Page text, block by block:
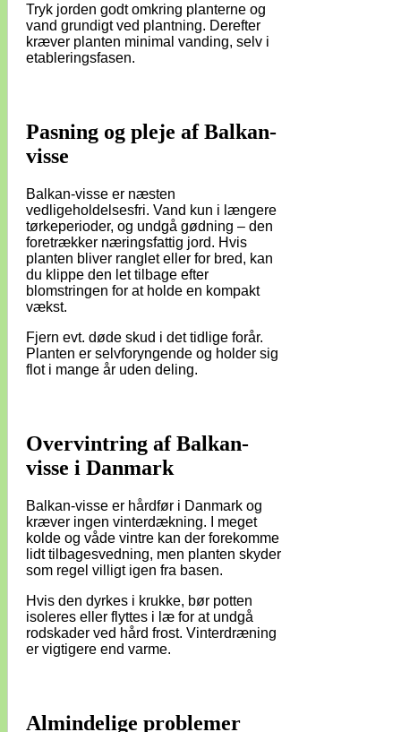
Tryk jorden godt omkring planterne og
vand grundigt ved plantning. Derefter
kræver planten minimal vanding, selv i
etableringsfasen.
Pasning og pleje af Balkan-
visse
Balkan-visse er næsten
vedligeholdelsesfri. Vand kun i længere
tørkeperioder, og undgå gødning – den
foretrækker næringsfattig jord. Hvis
planten bliver ranglet eller for bred, kan
du klippe den let tilbage efter
blomstringen for at holde en kompakt
vækst.
Fjern evt. døde skud i det tidlige forår.
Planten er selvforyngende og holder sig
flot i mange år uden deling.
Overvintring af Balkan-
visse i Danmark
Balkan-visse er hårdfør i Danmark og
kræver ingen vinterdækning. I meget
kolde og våde vintre kan der forekomme
lidt tilbagesvedning, men planten skyder
som regel villigt igen fra basen.
Hvis den dyrkes i krukke, bør potten
isoleres eller flyttes i læ for at undgå
rodskader ved hård frost. Vinterdræning
er vigtigere end varme.
Almindelige problemer